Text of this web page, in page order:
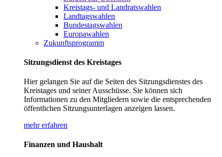
Kreistags- und Landratswahlen
Landtagswahlen
Bundestagswahlen
Europawahlen
Zukunftsprogramm
Sitzungsdienst des Kreistages
Hier gelangen Sie auf die Seiten des Sitzungsdienstes des
Kreistages und seiner Ausschüsse. Sie können sich
Informationen zu den Mitgliedern sowie die entsprechenden
öffentlichen Sitzungsunterlagen anzeigen lassen.
mehr erfahren
Finanzen und Haushalt